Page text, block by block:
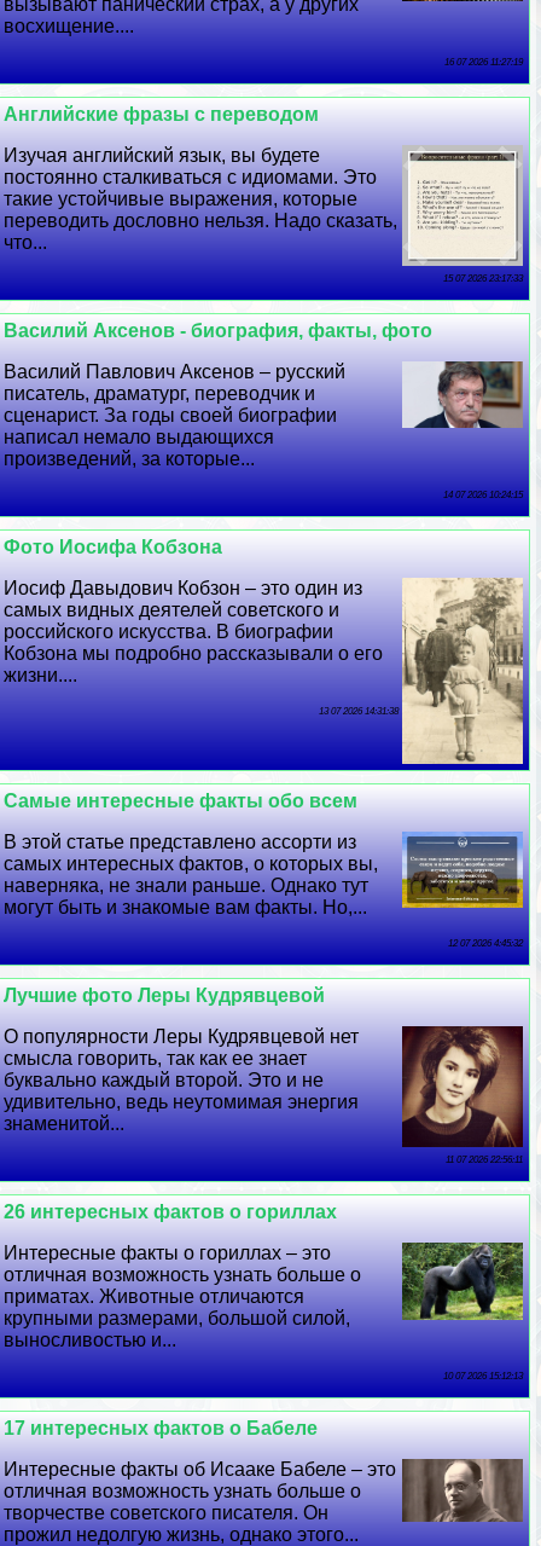
восхищение....
16 07 2026 11:27:19
Английские фразы с переводом
Изучая английский язык, вы будете
постоянно сталкиваться с идиомами. Это
такие устойчивые выражения, которые
переводить дословно нельзя. Надо сказать,
что...
15 07 2026 23:17:33
Василий Аксенов - биография, факты, фото
Василий Павлович Аксенов – русский
писатель, драматург, переводчик и
сценарист. За годы своей биографии
написал немало выдающихся
произведений, за которые...
14 07 2026 10:24:15
Фото Иосифа Кобзона
Иосиф Давыдович Кобзон – это один из
самых видных деятелей советского и
российского искусства. В биографии
Кобзона мы подробно рассказывали о его
жизни....
13 07 2026 14:31:38
Самые интересные факты обо всем
В этой статье представлено ассорти из
самых интересных фактов, о которых вы,
наверняка, не знали раньше. Однако тут
могут быть и знакомые вам факты. Но,...
12 07 2026 4:45:32
Лучшие фото Леры Кудрявцевой
О популярности Леры Кудрявцевой нет
смысла говорить, так как ее знает
буквально каждый второй. Это и не
удивительно, ведь неутомимая энергия
знаменитой...
11 07 2026 22:56:11
26 интересных фактов о гориллах
Интересные факты о гориллах – это
отличная возможность узнать больше о
приматах. Животные отличаются
крупными размерами, большой силой,
выносливостью и...
10 07 2026 15:12:13
17 интересных фактов о Бабеле
Интересные факты об Исааке Бабеле – это
отличная возможность узнать больше о
творчестве советского писателя. Он
прожил недолгую жизнь, однако этого...